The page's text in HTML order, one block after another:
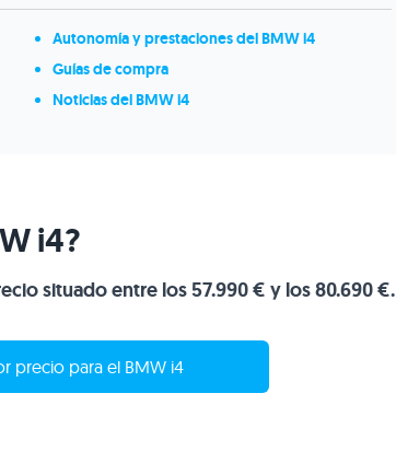
Autonomía y prestaciones del BMW i4
Guías de compra
Noticias del BMW i4
i4?
situado entre los 57.990 € y los 80.690 €.
precio para el BMW i4